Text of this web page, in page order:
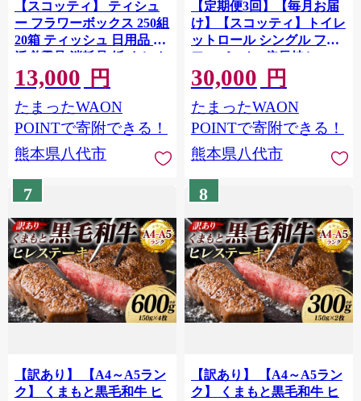
【スコッティ】 ティシュ
ー フラワーボックス 250組
20箱 ティッシュ 日用品 生
活必需品 消耗品 紙 まとめ
買い 備蓄 防災備蓄 デザイ
ンボックス ストック 新生
活 防災 生活用品 日用消耗
品 箱ティッシュ
13,000 円
たまったWAON
POINTで寄附できる！
熊本県八代市
【定期便3回】【毎月お届
け】【スコッティ】トイレ
ットロール シングル フラ
ワーパック 3倍長持ち 16ロ
ール 合計48ロール 香りつ
き 日用品 生活必需品 消耗
品 紙 まとめ買い ストック
備蓄 トイレットペーパー
災 生活用品 日用消耗品
30,000 円
たまったWAON
POINTで寄附できる！
熊本県八代市
7
【訳あり】 【A4～A5ラン
ク】 くまもと黒毛和牛 ヒ
8
【訳あり】 【A4～A5ラン
ク】 くまもと黒毛和牛 ヒ